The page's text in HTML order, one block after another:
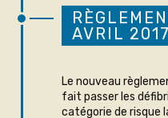
AVRIL 2017
Le nouveau
fait passer les
catégorie de risque